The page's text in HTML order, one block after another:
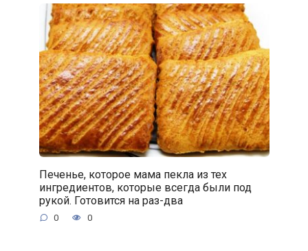
Печенье, которое мама пекла из тех
ингредиентов, которые всегда были под
рукой. Готовится на раз-два
0 0